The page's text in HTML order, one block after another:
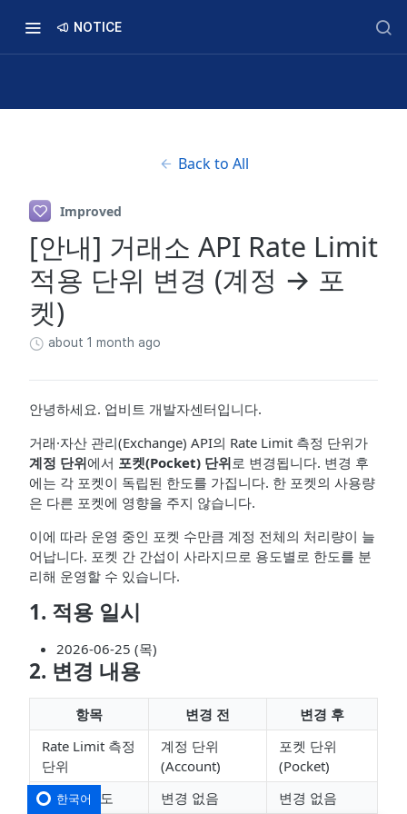
NOTICE
Back to All
Improved
[안내] 거래소 API Rate Limit
적용 단위 변경 (계정 → 포
켓)
about 1 month ago
안녕하세요. 업비트 개발자센터입니다.
거래·자산 관리(Exchange) API의 Rate Limit 측정 단위가
계정 단위에서 포켓(Pocket) 단위로 변경됩니다. 변경 후
에는 각 포켓이 독립된 한도를 가집니다. 한 포켓의 사용량
은 다른 포켓에 영향을 주지 않습니다.
이에 따라 운영 중인 포켓 수만큼 계정 전체의 처리량이 늘
어납니다. 포켓 간 간섭이 사라지므로 용도별로 한도를 분
리해 운영할 수 있습니다.
1. 적용 일시
2026-06-25 (목)
2. 변경 내용
항목 변경 전
변경 후
Rate Limit 측정
단위
계정 단위
(Account)
포켓 단위
(Pocket)
그룹별 한도
변경 없음 변경 없음
한국어